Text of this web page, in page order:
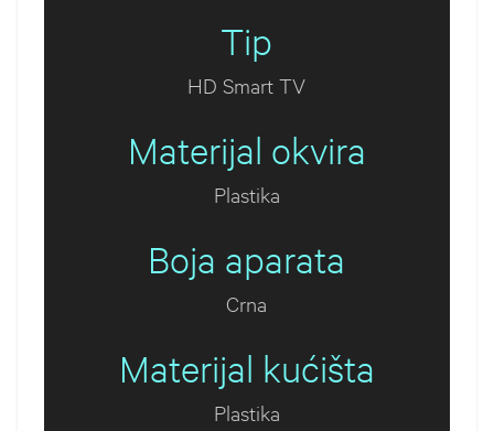
Tip
HD Smart TV
Materijal okvira
Plastika
Boja aparata
Crna
Materijal kućišta
Plastika